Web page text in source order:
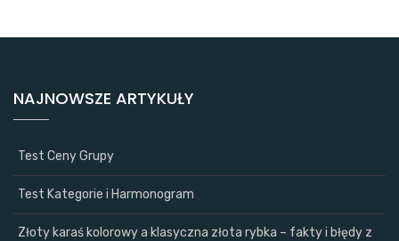
NAJNOWSZE ARTYKUŁY
Test Ceny Grupy
Test Kategorie i Harmonogram
Złoty karaś kolorowy a klasyczna złota rybka – fakty i błędy z